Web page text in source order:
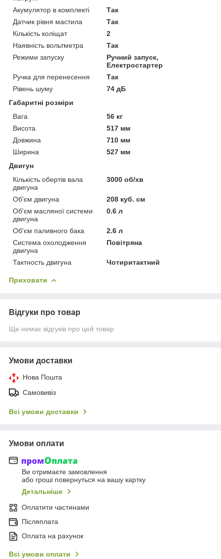
Акумулятор в комплекті
Так
Датчик рівня мастила
Так
Кількість коліщат
2
Наявність вольтметра
Так
Режими запуску
Ручний запуск,
Електростартер
Ручка для перенесення
Так
Рівень шуму
74 дБ
Габаритні розміри
Вага
56 кг
Висота
517 мм
Довжина
710 мм
Ширина
527 мм
Двигун
Кількість обертів вала
двигуна
3000 об/хв
Об'єм двигуна
208 куб. см
Об'єм масляної системи
двигуна
0.6 л
Об'єм паливного бака
2.6 л
Система охолодження
двигуна
Повітряна
Тактность двигуна Чотиритактний
Приховати
Відгуки про товар
Ще немає відгуків про цей товар
Умови доставки
Нова Пошта
Самовивіз
Всі умови доставки
Умови оплати
Ви отримаєте замовлення
або гроші повернуться на вашу картку
Детальніше
Оплатити частинами
Післяплата
Оплата на рахунок
Всі умови оплати